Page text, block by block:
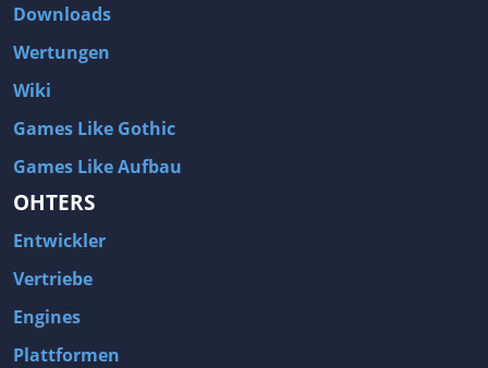
Downloads
Wertungen
Wiki
Games Like Gothic
Games Like Aufbau
OHTERS
Entwickler
Vertriebe
Engines
Plattformen